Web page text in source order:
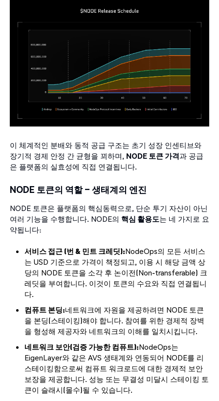
이 체계적인 분배와 동적 공급 구조는 초기 성장 인센티브와
장기적 경제 안정 간 균형을 꾀하며, NODE 토큰 가격과 공급
은 플랫폼의 실효성에 직접 연결됩니다.
NODE 토큰의 역할 – 생태계의 엔진
NODE 토큰은 플랫폼의 핵심동력으로, 단순 투기 자산이 아닌
여러 기능을 수행합니다. NODE의 핵심 활용도는 네 가지로 요
약됩니다:
서비스 접근 (번 & 민트 크레딧):NodeOps의 모든 서비스
는 USD 기준으로 가격이 책정되고, 이용 시 해당 금액 상
당의 NODE 토큰을 소각 후 논이전(Non-transferable) 크
레딧을 부여합니다. 이것이 토큰의 수요와 직접 연결됩니
다.
컴퓨트 본딩:네트워크에 자원을 제공하려면 NODE 토큰
을 본딩(스테이킹)해야 합니다. 참여를 위한 경제적 장벽
을 형성해 제공자와 네트워크의 이해를 일치시킵니다.
네트워크 보안(검증 가능한 컴퓨트):NodeOps는
EigenLayer와 같은 AVS 생태계와 연동되어 NODE를 리
스테이킹함으로써 컴퓨트 워크로드에 대한 경제적 보안
보장을 제공합니다. 성능 또는 무결성 미달시 스테이킹 토
큰이 슬래시(몰수)될 수 있습니다.